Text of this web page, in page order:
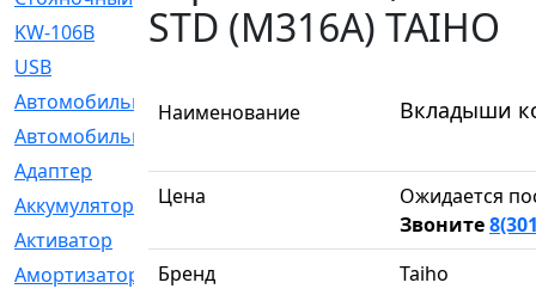
KW-106B
[0]
USB
Автомобильное
[6]
Автомобильный
Адаптер
[3]
Аккумулятор
Активатор
Амортизатор
[608]
STD (M316A) TAIHO
Наименование Вкладыши
Цена
Ожидается
Звоните
Бренд
Taiho